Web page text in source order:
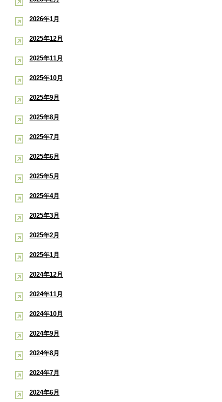
2026年1月
2025年12月
2025年11月
2025年10月
2025年9月
2025年8月
2025年7月
2025年6月
2025年5月
2025年4月
2025年3月
2025年2月
2025年1月
2024年12月
2024年11月
2024年10月
2024年9月
2024年8月
2024年7月
2024年6月